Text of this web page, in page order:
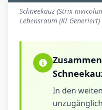
Schneekauz (Strix
Lebensraum (KI Generiert)
In den